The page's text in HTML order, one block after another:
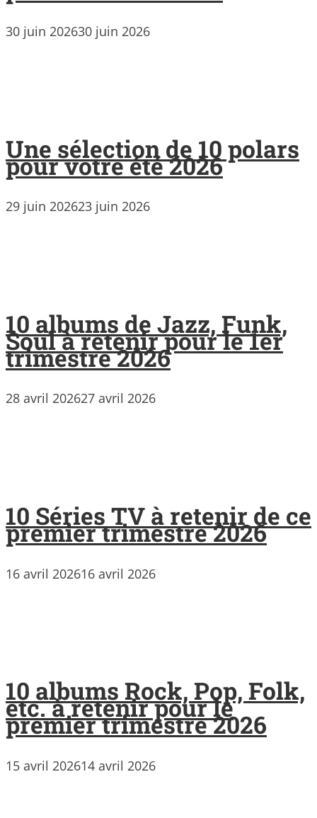
30 juin 202630 juin 2026
Une sélection de 10 polars
pour votre été 2026
29 juin 202623 juin 2026
10 albums de Jazz, Funk,
Soul à retenir pour le 1er
trimestre 2026
28 avril 202627 avril 2026
10 Séries TV à retenir de ce
premier trimestre 2026
16 avril 202616 avril 2026
10 albums Rock, Pop, Folk,
etc. à retenir pour le
premier trimestre 2026
15 avril 202614 avril 2026